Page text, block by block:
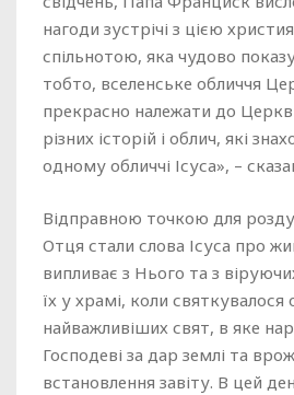
нагоди зустрічі з цією
спільнотою, яка чудово
тобто, вселенське обличчя
прекрасно належати до
різних історій і облич, які
одному обличчі Ісуса», –
Відправною точкою для
Отця стали слова Ісуса про
випливає з Нього та з
їх у храмі, коли святкувалося
найважливіших свят, в яке
Господеві за дар землі та
встановлення завіту. В цей